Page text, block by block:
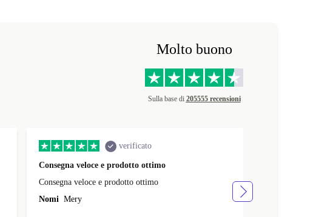
Molto buono
Sulla base di 205555 recensioni
verificato
Consegna veloce e prodotto ottimo
Consegna veloce e prodotto ottimo
Nomi Mery